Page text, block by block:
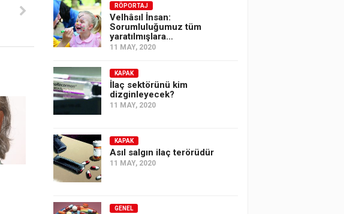
RÖPORTAJ
Velhâsıl İnsan:
Sorumluluğumuz tüm
yaratılmışlara…
11 MAY, 2020
KAPAK
İlaç sektörünü kim
dizginleyecek?
11 MAY, 2020
KAPAK
Asıl salgın ilaç terörüdür
11 MAY, 2020
GENEL